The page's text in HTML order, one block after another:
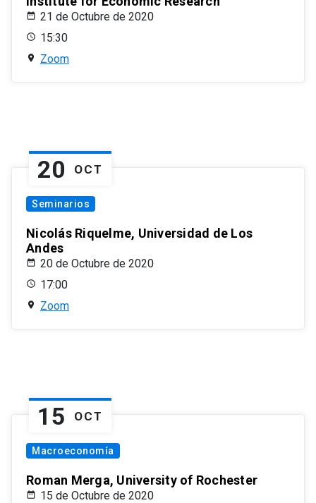
21 de Octubre de 2020
15:30
Zoom
20 OCT
Seminarios
Nicolás Riquelme, Universidad de Los
Andes
20 de Octubre de 2020
17:00
Zoom
15 OCT
Macroeconomía
Roman Merga, University of Rochester
15 de Octubre de 2020